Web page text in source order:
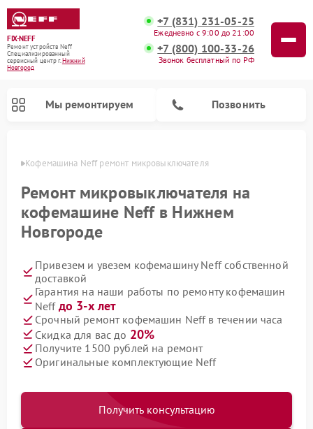
FIX-NEFF
Ремонт устройств Neff
Специализированный
cервисный центр г.Нижний
Новгород
+7 (831) 231-05-25
Ежедневно с 9:00 до 21:00
+7 (800) 100-33-26
Звонок бесплатный по РФ
Мы ремонтируем Позвонить
Кофемашина Neff ремонт микровыключателя
Ремонт микровыключателя на
кофемашине Neff в Нижнем
Новгороде
Привезем и увезем кофемашину Neff собственной
доставкой
Гарантия на наши работы по ремонту кофемашин
Neff до 3-х лет
Срочный ремонт кофемашин Neff в течении часа
Скидка для вас до 20%
Получите 1500 рублей на ремонт
Оригинальные комплектующие Neff
Получить консультацию